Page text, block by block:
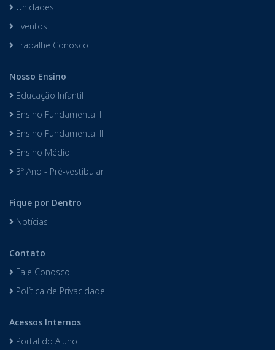
Unidades
Eventos
Trabalhe Conosco
Nosso Ensino
Educação Infantil
Ensino Fundamental I
Ensino Fundamental II
Ensino Médio
3º Ano - Pré-vestibular
Fique por Dentro
Notícias
Contato
Fale Conosco
Política de Privacidade
Acessos Internos
Portal do Aluno